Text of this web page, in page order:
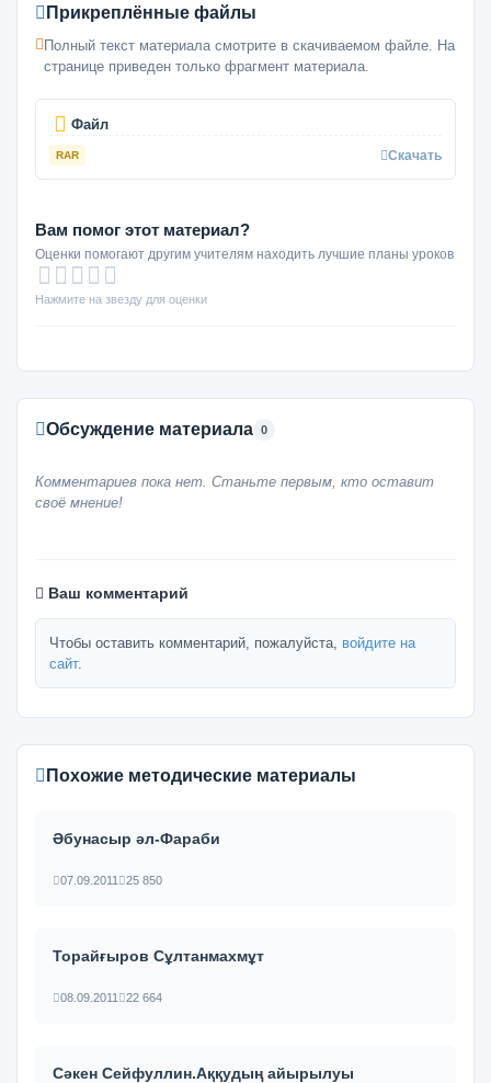
Прикреплённые файлы
Полный текст материала смотрите в скачиваемом файле. На
странице приведен только фрагмент материала.
Файл
RAR Скачать
Вам помог этот материал?
Оценки помогают другим учителям находить лучшие планы уроков
Нажмите на звезду для оценки
Обсуждение материала 0
Комментариев пока нет. Станьте первым, кто оставит
своё мнение!
Ваш комментарий
Чтобы оставить комментарий, пожалуйста, войдите на
сайт.
Похожие методические материалы
Әбунасыр әл-Фараби
07.09.2011 25 850
Торайғыров Сұлтанмахмұт
08.09.2011 22 664
Сәкен Сейфуллин.Аққудың айырылуы